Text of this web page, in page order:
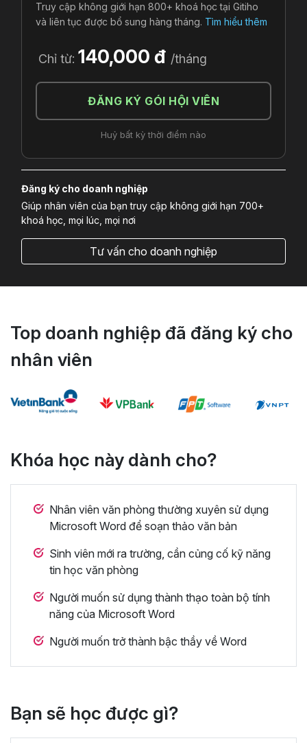
Truy cập không giới hạn 800+ khoá học tại Gitiho
và liên tục được bổ sung hàng tháng. Tìm hiểu thêm
Chỉ từ: 140,000 đ /tháng
ĐĂNG KÝ GÓI HỘI VIÊN
Huỷ bất kỳ thời điểm nào
Đăng ký cho doanh nghiệp
Giúp nhân viên của bạn truy cập không giới hạn 700+
khoá học, mọi lúc, mọi nơi
Tư vấn cho doanh nghiệp
Top doanh nghiệp đã đăng ký cho
nhân viên
Khóa học này dành cho?
Nhân viên văn phòng thường xuyên sử dụng
Microsoft Word để soạn thảo văn bản
Sinh viên mới ra trường, cần củng cố kỹ năng
tin học văn phòng
Người muốn sử dụng thành thạo toàn bộ tính
năng của Microsoft Word
Người muốn trở thành bậc thầy về Word
Bạn sẽ học được gì?